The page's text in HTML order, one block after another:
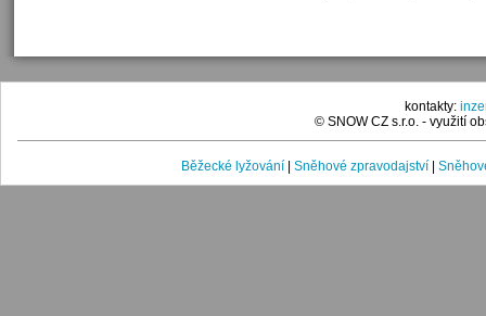
kontakty:
© SNOW CZ s.r.o. - využití
Běžecké lyžování Sněhové zpravodajství